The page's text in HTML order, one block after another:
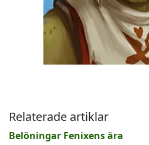
Relaterade artiklar
Belöningar Fenixens ära